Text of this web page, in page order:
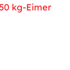
kg-Eimer